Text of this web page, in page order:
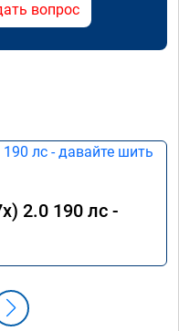
вопрос
2.0 190 лс -